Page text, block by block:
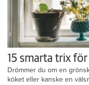
15 smarta trix
Drömmer du om en
köket eller kanske en